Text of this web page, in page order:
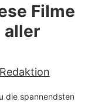
Filme
aller
die spannendsten